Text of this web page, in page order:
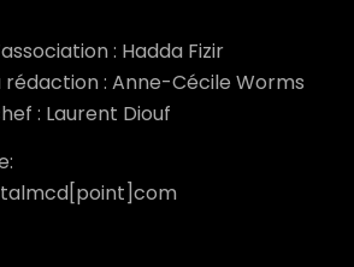
: Hadda Fizir
: Anne-Cécile Worms
: Laurent Diouf